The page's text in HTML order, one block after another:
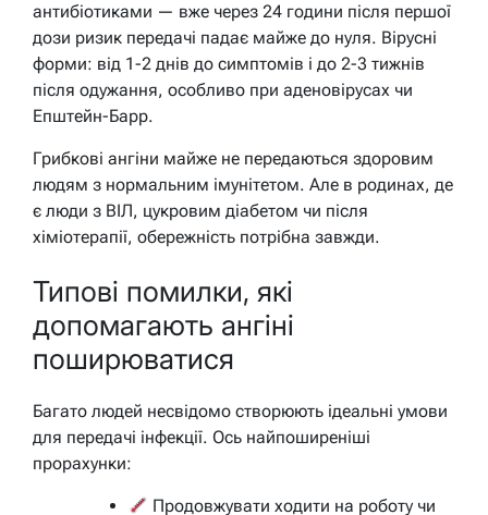
антибіотиками — вже через 24 години після першої
дози ризик передачі падає майже до нуля. Вірусні
форми: від 1-2 днів до симптомів і до 2-3 тижнів
після одужання, особливо при аденовірусах чи
Епштейн-Барр.
Грибкові ангіни майже не передаються здоровим
людям з нормальним імунітетом. Але в родинах, де
є люди з ВІЛ, цукровим діабетом чи після
хіміотерапії, обережність потрібна завжди.
Типові помилки, які
допомагають ангіні
поширюватися
Багато людей несвідомо створюють ідеальні умови
для передачі інфекції. Ось найпоширеніші
прорахунки:
Продовжувати ходити на роботу чи